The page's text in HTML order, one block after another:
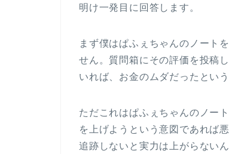
明け一発目に回答します。
まず僕はぱふぇちゃんのノート
せん。質問箱にその評価を投稿
いれば、お金のムダだったとい
ただこれはぱふぇちゃんのノー
を上げようという意図であれば
追跡しないと実力は上がらない